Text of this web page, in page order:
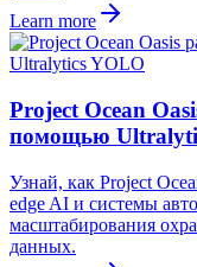
Learn more
Project Ocean
помощью
Узнай, как Project
edge AI и системы
масштабирования
данных.